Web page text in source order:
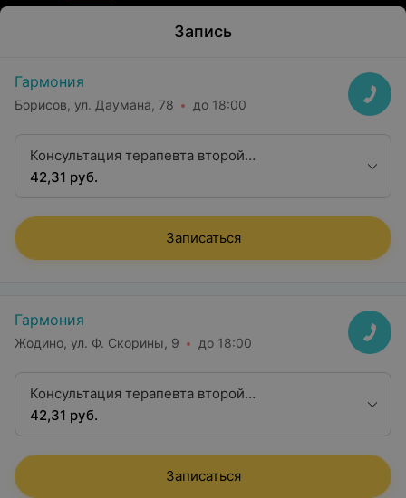
Запись
Гармония
Борисов, ул. Даумана, 78 до 18:00
Консультация терапевта второй
квалификационной категории
42,31 руб.
Записаться
Гармония
Жодино, ул. Ф. Скорины, 9 до 18:00
Консультация терапевта второй
квалификационной категории
42,31 руб.
Записаться